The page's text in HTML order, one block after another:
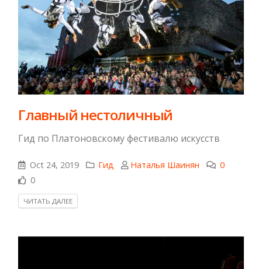
Главный нестоличный
Гид по Платоновскому фестивалю искусств
Oct 24, 2019 Гид Наталья Шаинян
0
0
ЧИТАТЬ ДАЛЕЕ